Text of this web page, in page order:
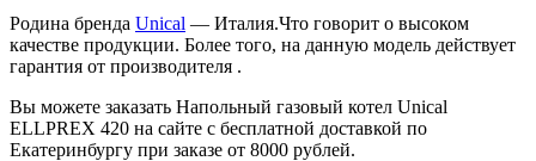
Родина бренда Unical — Италия.Что говорит о высоком
качестве продукции. Более того, на данную модель действует
гарантия от производителя .
Вы можете заказать Напольный газовый котел Unical
ELLPREX 420 на сайте с бесплатной доставкой по
Екатеринбургу при заказе от 8000 рублей.